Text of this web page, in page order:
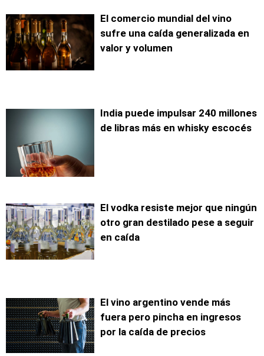
El comercio mundial del vino
sufre una caída generalizada en
valor y volumen
India puede impulsar 240 millones
de libras más en whisky escocés
El vodka resiste mejor que ningún
otro gran destilado pese a seguir
en caída
El vino argentino vende más
fuera pero pincha en ingresos
por la caída de precios